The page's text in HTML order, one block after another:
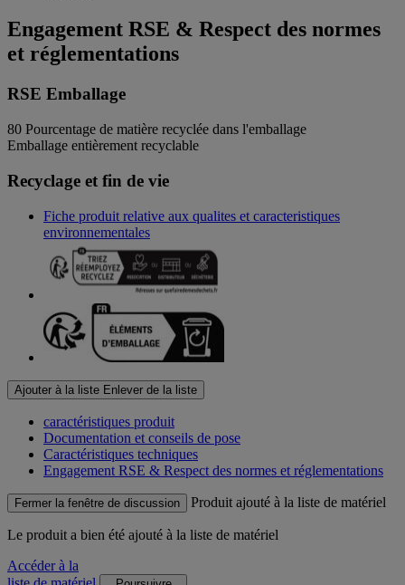
Engagement RSE & Respect des normes
et réglementations
RSE Emballage
80 Pourcentage de matière recyclée dans l'emballage
Emballage entièrement recyclable
Recyclage et fin de vie
Fiche produit relative aux qualites et caracteristiques
environnementales
Ajouter à la liste Enlever de la liste
caractéristiques produit
Documentation et conseils de pose
Caractéristiques techniques
Engagement RSE & Respect des normes et réglementations
Fermer la fenêtre de discussion Produit ajouté à la liste de matériel
Le produit a bien été ajouté à la liste de matériel
Accéder à la